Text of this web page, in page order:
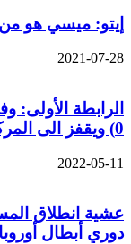
إيتو: ميسي هو
2021-07-28
0) ويقفز الى المركز الثامن
2022-05-11
عشية انطلاق
دوري أبطال أوروبا